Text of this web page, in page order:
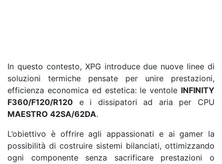
In questo contesto, XPG introduce due nuove linee di
soluzioni termiche pensate per unire prestazioni,
efficienza economica ed estetica: le ventole INFINITY
F360/F120/R120 e i dissipatori ad aria per CPU
MAESTRO 42SA/62DA.
L’obiettivo è offrire agli appassionati e ai gamer la
possibilità di costruire sistemi bilanciati, ottimizzando
ogni componente senza sacrificare prestazioni o